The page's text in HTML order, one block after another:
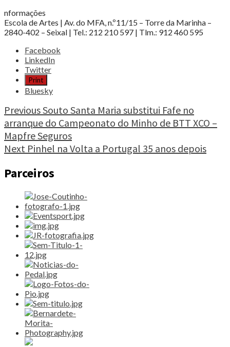
nformações
Escola de Artes | Av. do MFA, n.º11/15 – Torre da Marinha –
2840-402 – Seixal | Tel.: 212 210 597 | Tlm.: 912 460 595
Share
post
"Independente
Futebol
Torrense
comemora
90.º
aniversário"
Facebook
LinkedIn
Twitter
Print
Bluesky
Continue
Reading
PreviousSouto Santa Maria substitui Fafe no
arranque do Campeonato do Minho de BTT XCO –
Mapfre Seguros
Next Pinhel na Volta a Portugal 35 anos depois
Parceiros